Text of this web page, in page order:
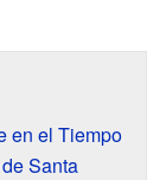
en el Tiempo
Santa